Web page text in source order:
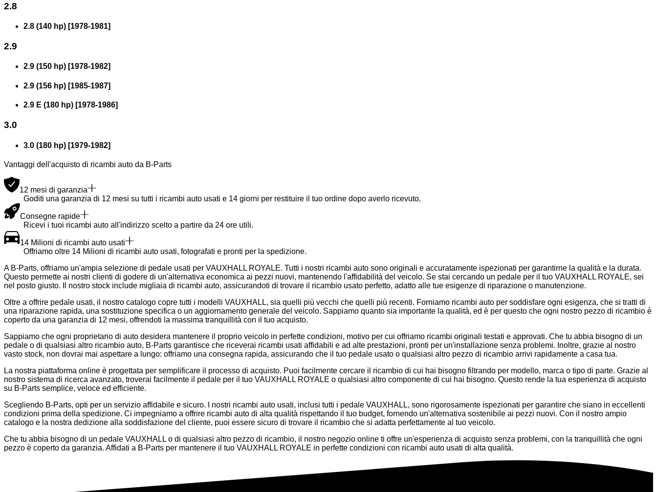
2.8
2.8 (140 hp) [1978-1981]
2.9
2.9 (150 hp) [1978-1982]
2.9 (156 hp) [1985-1987]
2.9 E (180 hp) [1978-1986]
3.0
3.0 (180 hp) [1979-1982]
Vantaggi dell'acquisto di ricambi auto da B-Parts
12 mesi di garanzia
Goditi una garanzia di 12 mesi su tutti i ricambi auto usati e 14 giorni per restituire il tuo ordine dopo averlo ricevuto.
Consegne rapide
Ricevi i tuoi ricambi auto all'indirizzo scelto a partire da 24 ore utili.
14 Milioni di ricambi auto usati
Offriamo oltre 14 Milioni di ricambi auto usati, fotografati e pronti per la spedizione.
A B-Parts, offriamo un'ampia selezione di pedale usati per VAUXHALL ROYALE. Tutti i nostri ricambi auto sono originali e accuratamente ispezionati per garantirne la qualità e la durata.
Questo permette ai nostri clienti di godere di un'alternativa economica ai pezzi nuovi, mantenendo l'affidabilità del veicolo. Se stai cercando un pedale per il tuo VAUXHALL ROYALE, sei
nel posto giusto. Il nostro stock include migliaia di ricambi auto, assicurandoti di trovare il ricambio usato perfetto, adatto alle tue esigenze di riparazione o manutenzione.
Oltre a offrire pedale usati, il nostro catalogo copre tutti i modelli VAUXHALL, sia quelli più vecchi che quelli più recenti. Forniamo ricambi auto per soddisfare ogni esigenza, che si tratti di
una riparazione rapida, una sostituzione specifica o un aggiornamento generale del veicolo. Sappiamo quanto sia importante la qualità, ed è per questo che ogni nostro pezzo di ricambio è
coperto da una garanzia di 12 mesi, offrendoti la massima tranquillità con il tuo acquisto.
Sappiamo che ogni proprietario di auto desidera mantenere il proprio veicolo in perfette condizioni, motivo per cui offriamo ricambi originali testati e approvati. Che tu abbia bisogno di un
pedale o di qualsiasi altro ricambio auto, B-Parts garantisce che riceverai ricambi usati affidabili e ad alte prestazioni, pronti per un'installazione senza problemi. Inoltre, grazie al nostro
vasto stock, non dovrai mai aspettare a lungo: offriamo una consegna rapida, assicurando che il tuo pedale usato o qualsiasi altro pezzo di ricambio arrivi rapidamente a casa tua.
La nostra piattaforma online è progettata per semplificare il processo di acquisto. Puoi facilmente cercare il ricambio di cui hai bisogno filtrando per modello, marca o tipo di parte. Grazie al
nostro sistema di ricerca avanzato, troverai facilmente il pedale per il tuo VAUXHALL ROYALE o qualsiasi altro componente di cui hai bisogno. Questo rende la tua esperienza di acquisto
su B-Parts semplice, veloce ed efficiente.
Scegliendo B-Parts, opti per un servizio affidabile e sicuro. I nostri ricambi auto usati, inclusi tutti i pedale VAUXHALL, sono rigorosamente ispezionati per garantire che siano in eccellenti
condizioni prima della spedizione. Ci impegniamo a offrire ricambi auto di alta qualità rispettando il tuo budget, fornendo un'alternativa sostenibile ai pezzi nuovi. Con il nostro ampio
catalogo e la nostra dedizione alla soddisfazione del cliente, puoi essere sicuro di trovare il ricambio che si adatta perfettamente al tuo veicolo.
Che tu abbia bisogno di un pedale VAUXHALL o di qualsiasi altro pezzo di ricambio, il nostro negozio online ti offre un'esperienza di acquisto senza problemi, con la tranquillità che ogni
pezzo è coperto da garanzia. Affidati a B-Parts per mantenere il tuo VAUXHALL ROYALE in perfette condizioni con ricambi auto usati di alta qualità.